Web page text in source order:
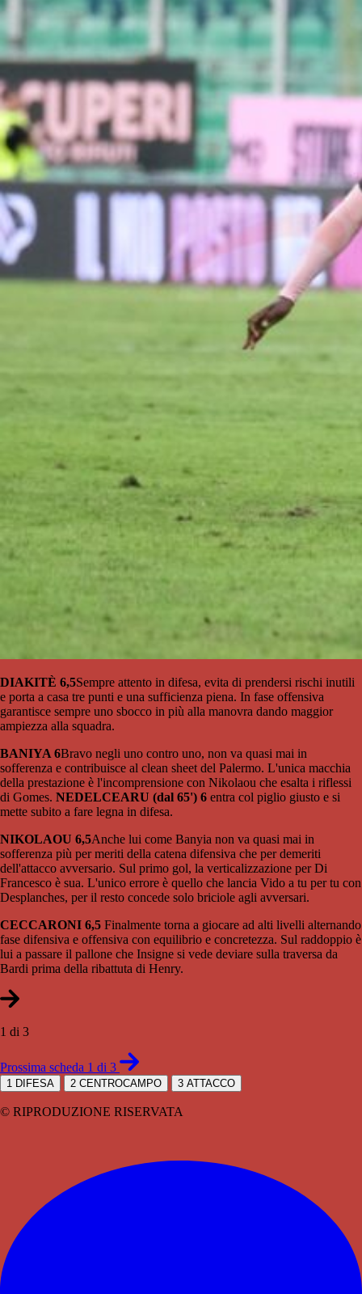
DIAKITÈ 6,5Sempre attento in difesa, evita di prendersi rischi inutili
e porta a casa tre punti e una sufficienza piena. In fase offensiva
garantisce sempre uno sbocco in più alla manovra dando maggior
ampiezza alla squadra.
BANIYA 6Bravo negli uno contro uno, non va quasi mai in
sofferenza e contribuisce al clean sheet del Palermo. L'unica macchia
della prestazione è l'incomprensione con Nikolaou che esalta i riflessi
di Gomes. NEDELCEARU (dal 65') 6 entra col piglio giusto e si
mette subito a fare legna in difesa.
NIKOLAOU 6,5Anche lui come Banyia non va quasi mai in
sofferenza più per meriti della catena difensiva che per demeriti
dell'attacco avversario. Sul primo gol, la verticalizzazione per Di
Francesco è sua. L'unico errore è quello che lancia Vido a tu per tu con
Desplanches, per il resto concede solo briciole agli avversari.
CECCARONI 6,5 Finalmente torna a giocare ad alti livelli alternando
fase difensiva e offensiva con equilibrio e concretezza. Sul raddoppio è
lui a passare il pallone che Insigne si vede deviare sulla traversa da
Bardi prima della ribattuta di Henry.
1 di 3
Prossima scheda 1 di 3
1 DIFESA 2 CENTROCAMPO 3 ATTACCO
© RIPRODUZIONE RISERVATA